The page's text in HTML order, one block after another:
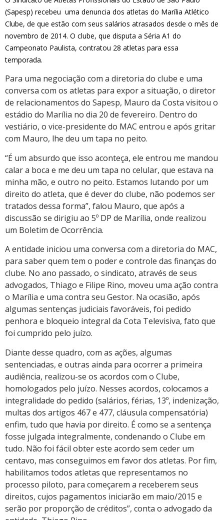
(Sapesp) recebeu uma denuncia dos atletas do Marília Atlético
Clube, de que estão com seus salários atrasados desde o mês de
novembro de 2014. O clube, que disputa a Séria A1 do
Campeonato Paulista, contratou 28 atletas para essa
temporada.
Para uma negociação com a diretoria do clube e uma
conversa com os atletas para expor a situação, o diretor
de relacionamentos do Sapesp, Mauro da Costa visitou o
estádio do Marília no dia 20 de fevereiro. Dentro do
vestiário, o vice-presidente do MAC entrou e após gritar
com Mauro, lhe deu um tapa no peito.
“É um absurdo que isso aconteça, ele entrou me mandou
calar a boca e me deu um tapa no celular, que estava na
minha mão, e outro no peito. Estamos lutando por um
direito do atleta, que é dever do clube, não podemos ser
tratados dessa forma”, falou Mauro, que após a
discussão se dirigiu ao 5º DP de Marília, onde realizou
um Boletim de Ocorrência.
A entidade iniciou uma conversa com a diretoria do MAC,
para saber quem tem o poder e controle das finanças do
clube. No ano passado, o sindicato, através de seus
advogados, Thiago e Filipe Rino, moveu uma ação contra
o Marília e uma contra seu Gestor. Na ocasião, após
algumas sentenças judiciais favoráveis, foi pedido
penhora e bloqueio integral da Cota Televisiva, fato que
foi cumprido pelo juízo.
Diante desse quadro, com as ações, algumas
sentenciadas, e outras ainda para ocorrer a primeira
audiência, realizou-se os acordos com o Clube,
homologados pelo juízo. Nesses acordos, colocamos a
integralidade do pedido (salários, férias, 13º, indenização,
multas dos artigos 467 e 477, cláusula compensatória)
enfim, tudo que havia por direito. É como se a sentença
fosse julgada integralmente, condenando o Clube em
tudo. Não foi fácil obter este acordo sem ceder um
centavo, mas conseguimos em favor dos atletas. Por fim,
habilitamos todos atletas que representamos no
processo piloto, para começarem a receberem seus
direitos, cujos pagamentos iniciarão em maio/2015 e
serão por proporção de créditos”, conta o advogado da